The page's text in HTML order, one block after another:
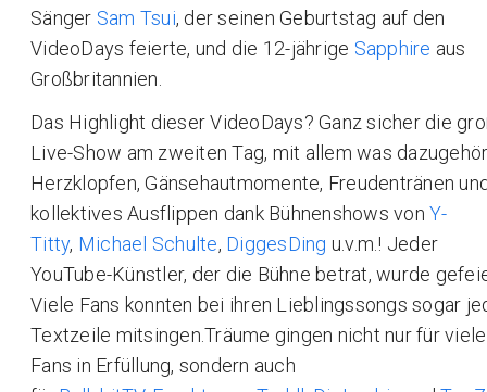
Sänger Sam Tsui, der seinen Geburtstag auf den
VideoDays feierte, und die 12-jährige Sapphire aus
Großbritannien.
Das Highlight dieser VideoDays? Ganz sicher die
Live-Show am zweiten Tag, mit allem was
Herzklopfen, Gänsehautmomente, Freudentränen
kollektives Ausflippen dank Bühnenshows von Y-
Titty, Michael Schulte, DiggesDing u.v.m.! Jeder
YouTube-Künstler, der die Bühne betrat, wurde
Viele Fans konnten bei ihren Lieblingssongs sogar
Textzeile mitsingen.Träume gingen nicht nur für viele
Fans in Erfüllung, sondern auch